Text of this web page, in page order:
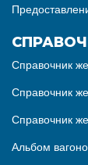
Справочник
Справочник
Справочник
Альбом